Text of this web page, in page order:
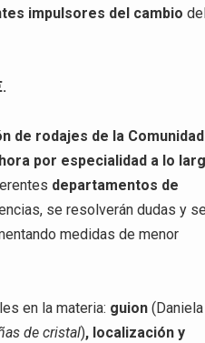
impulsores del cambio
de rodajes de la Comunidad
por especialidad a lo
departamentos de
se resolverán dudas y
medidas de menor
en la materia: guion(Daniela
de cristal), localización y